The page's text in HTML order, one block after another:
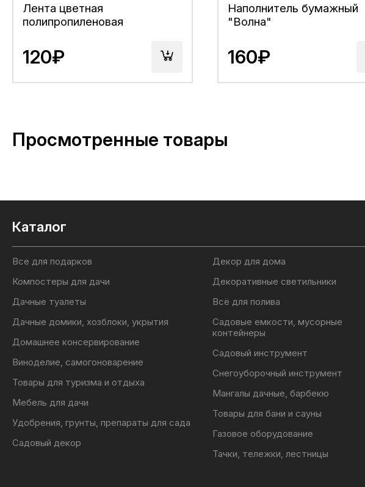
Лента цветная
полипропиленовая
120₽
Наполнитель бумажный
"Волна"
160₽
Просмотренные товары
Каталог
Все для подарков
Компостеры для дачи
Дачные туалеты
Дачные домики, хозблоки, укрытия
Домашнее консервирование
Виноделие, самогоноварение
Товары для туризма и отдыха
Мебель для дачи
Удобрения, грунты, препараты для сада
Садовый декор
Декор для дома
Декоративные светильники
Всё для полива
Садовые емкости, мусорные
контейнеры
Садовый инструмент
Снегоуборочный инструмент
Мангалы дачные, барбекю
Товары для бани и сауны
Газовое оборудование
Тачки, тележки, лестницы